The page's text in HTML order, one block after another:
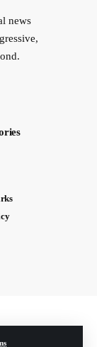
news